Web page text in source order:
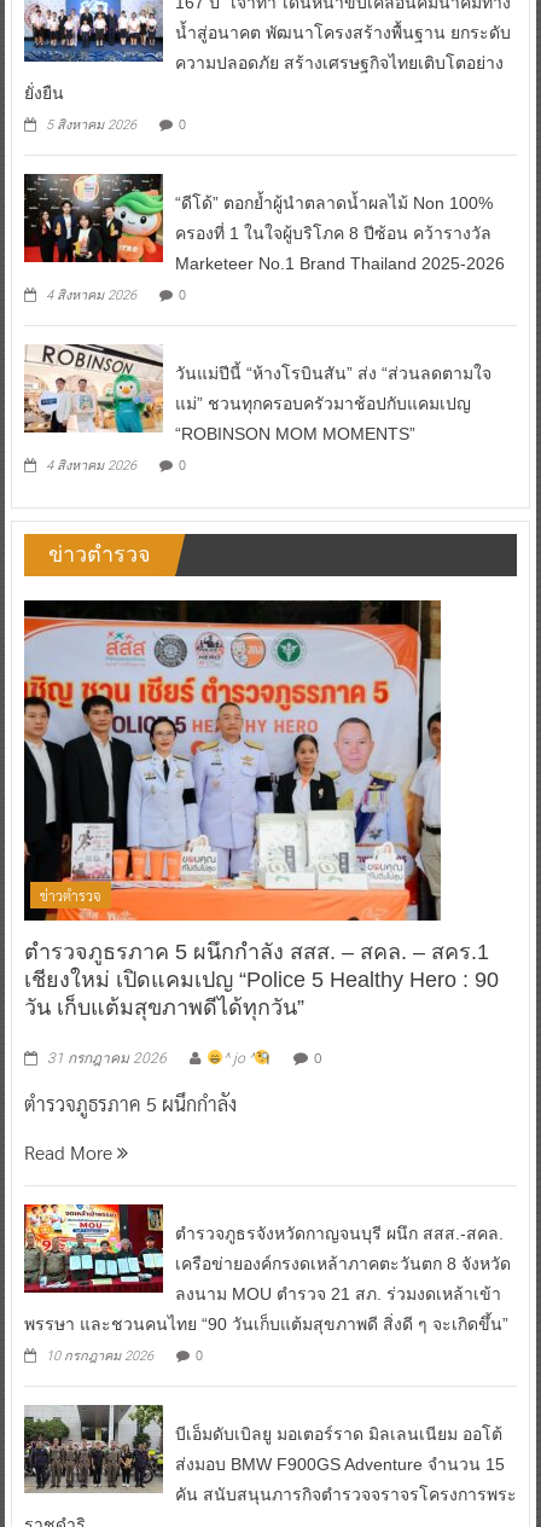
167 ปี “เจ้าท่า”เดินหน้าขับเคลื่อนคมนาคมทาง
ความปลอดภัย สร้างเศรษฐกิจไทยเติบโตอย่าง
5 สิงหาคม 2026
“ดีโด้” ตอกย้ำผู้นำตลาดน้ำผลไม้ Non 100%
ครองที่ 1 ในใจผู้บริโภค 8 ปีซ้อน คว้ารางวัล
4 สิงหาคม 2026
วันแม่ปีนี้ “ห้างโรบินสัน” ส่ง “ส่วนลดตามใจ
แม่” ชวนทุกครอบครัวมาช้อปกับแคมเปญ
4 สิงหาคม 2026 0
ข่าวตำรวจ
ข่าวตำรวจ
ตำรวจภูธรภาค 5 ผนึกกำลัง สสส. – สคล. – สคร.1
วัน เก็บแต้มสุขภาพดีได้ทุกวัน”
31 กรกฎาคม 2026 ^ jo ^
ตำรวจภูธรภาค 5 ผนึกกำลัง
Read More
ตำรวจภูธรจังหวัดกาญจนบุรี ผนึก สสส.-สคล.
เครือข่ายองค์กรงดเหล้าภาคตะวันตก 8 จังหวัด
ลงนาม MOU ตำรวจ 21 สภ. ร่วมงดเหล้าเข้า
10 กรกฎาคม 2026
บีเอ็มดับเบิลยู มอเตอร์ราด มิลเลนเนียม ออโต้